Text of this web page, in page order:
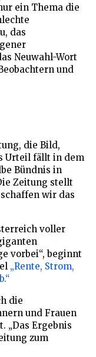
ein Thema die
das
Neuwahl-Wort
und
die Bild,
Urteil fällt in dem
Bündnis in
Zeitung stellt
wir das
voller
vorbei“, beginnt
„Rente, Strom,
die
und Frauen
„Das Ergebnis
zum